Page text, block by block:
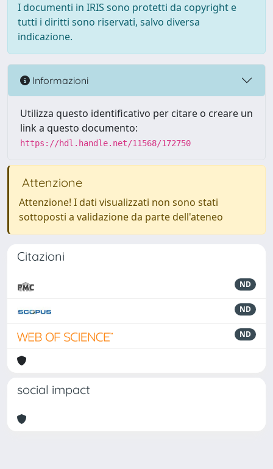
I documenti in IRIS sono protetti da copyright e
tutti i diritti sono riservati, salvo diversa
indicazione.
Informazioni
Utilizza questo identificativo per citare o creare un
link a questo documento:
https://hdl.handle.net/11568/172750
Attenzione
Attenzione! I dati visualizzati non sono stati
sottoposti a validazione da parte dell'ateneo
Citazioni
ND
ND
ND
social impact